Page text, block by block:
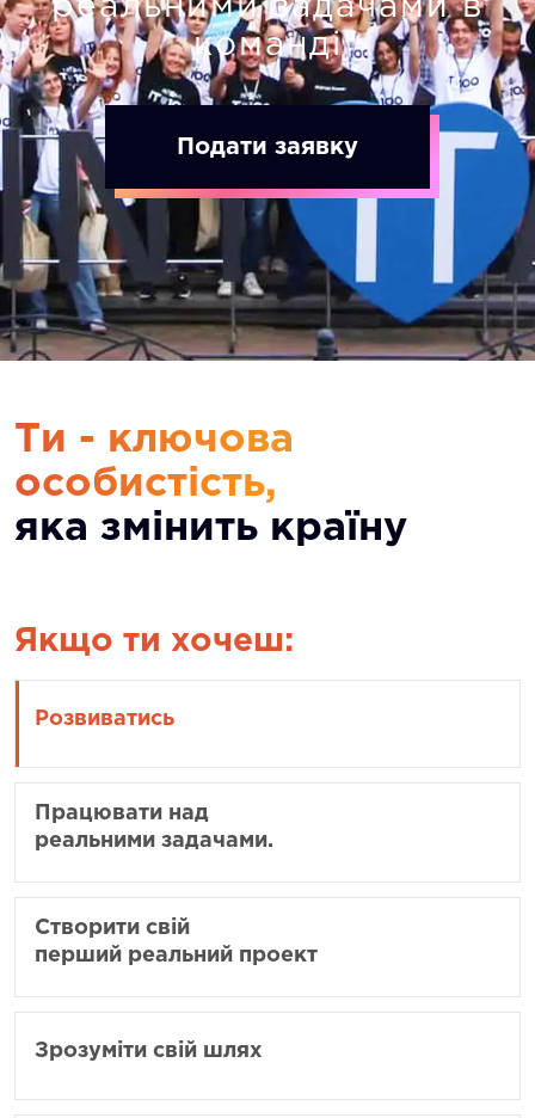
реальними задачами в
команді
Подати заявку
Ти - ключова
особистість,
яка змінить країну
Якщо ти хочеш:
Розвиватись
Працювати над
реальними задачами.
Створити свій
перший реальний проект
Зрозуміти свій шлях